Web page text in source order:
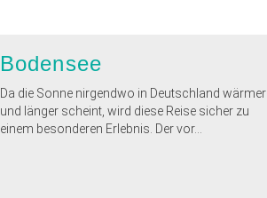
Bodensee
Da die Sonne nirgendwo in Deutschland wärmer
und länger scheint, wird diese Reise sicher zu
einem besonderen Erlebnis. Der vor...